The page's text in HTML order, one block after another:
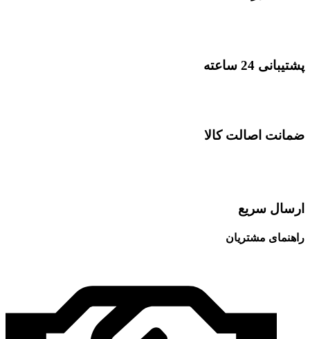
پشتیبانی 24 ساعته
ضمانت اصالت کالا
ارسال سریع
راهنمای مشتریان